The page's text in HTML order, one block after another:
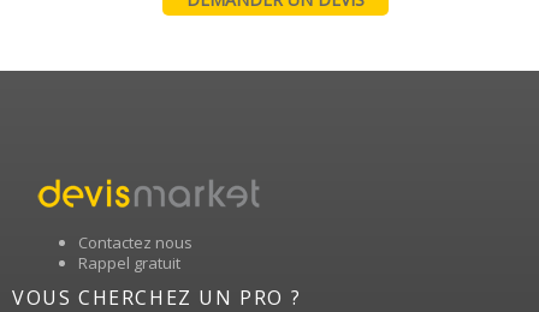
Contactez nous
Rappel gratuit
VOUS CHERCHEZ UN PRO ?